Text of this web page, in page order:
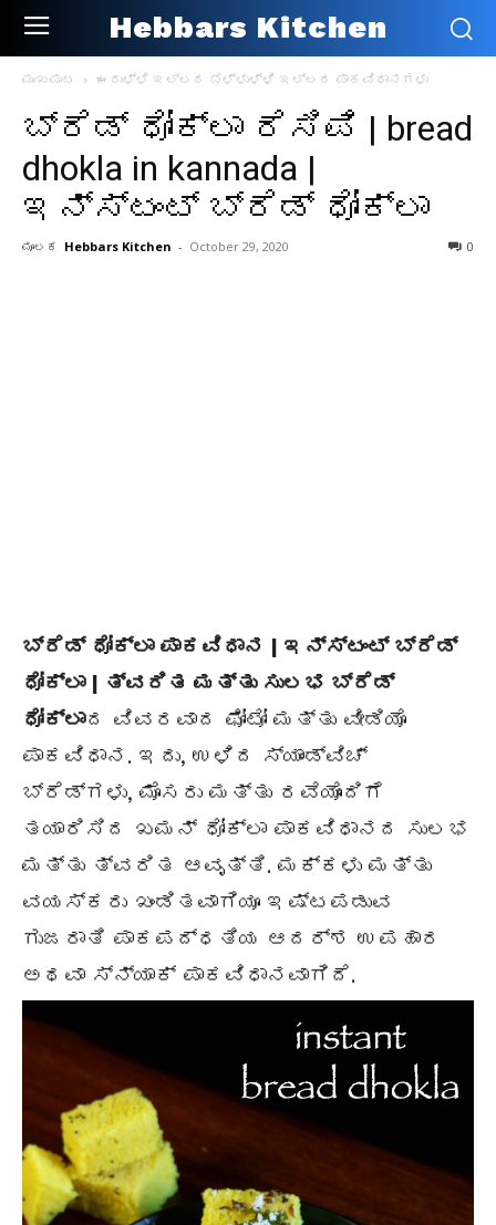
Hebbars Kitchen
ಮುಖಪುಟ ಈರುಳ್ಳಿ ಇಲ್ಲದ ಬೆಳ್ಳುಳ್ಳಿ ಇಲ್ಲದ ಪಾಕವಿಧಾನಗಳು
ಬ್ರೆಡ್ ಧೋಕ್ಲಾ ರೆಸಿಪಿ | bread
dhokla in kannada |
ಇನ್ಸ್ಟಂಟ್ ಬ್ರೆಡ್ ಧೋಕ್ಲಾ
ಮೂಲಕ Hebbars Kitchen - October 29, 2020 0
ಬ್ರೆಡ್ ಧೋಕ್ಲಾ ಪಾಕವಿಧಾನ | ಇನ್ಸ್ಟಂಟ್ ಬ್ರೆಡ್
ಧೋಕ್ಲಾ | ತ್ವರಿತ ಮತ್ತು ಸುಲಭ ಬ್ರೆಡ್
ಧೋಕ್ಲಾದ ವಿವರವಾದ ಫೋಟೋ ಮತ್ತು ವೀಡಿಯೊ
ಪಾಕವಿಧಾನ. ಇದು, ಉಳಿದ ಸ್ಯಾಂಡ್‌ವಿಚ್
ಬ್ರೆಡ್‌ಗಳು, ಮೊಸರು ಮತ್ತು ರವೆಯೊಂದಿಗೆ
ತಯಾರಿಸಿದ ಖಮನ್ ಧೋಕ್ಲಾ ಪಾಕವಿಧಾನದ ಸುಲಭ
ಮತ್ತು ತ್ವರಿತ ಆವೃತ್ತಿ. ಮಕ್ಕಳು ಮತ್ತು
ವಯಸ್ಕರು ಖಂಡಿತವಾಗಿಯೂ ಇಷ್ಟಪಡುವ
ಗುಜರಾತಿ ಪಾಕಪದ್ಧತಿಯ ಆದರ್ಶ ಉಪಹಾರ
ಅಥವಾ ಸ್ನ್ಯಾಕ್ ಪಾಕವಿಧಾನವಾಗಿದೆ.